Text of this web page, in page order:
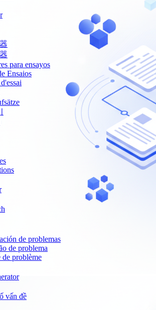
para ensayos
Ensaios
de problemas
de problema
de problème
vấn đề